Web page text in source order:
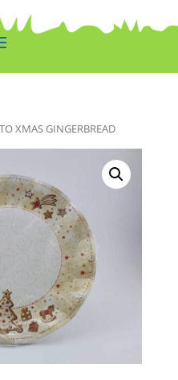
XMAS GINGERBREAD